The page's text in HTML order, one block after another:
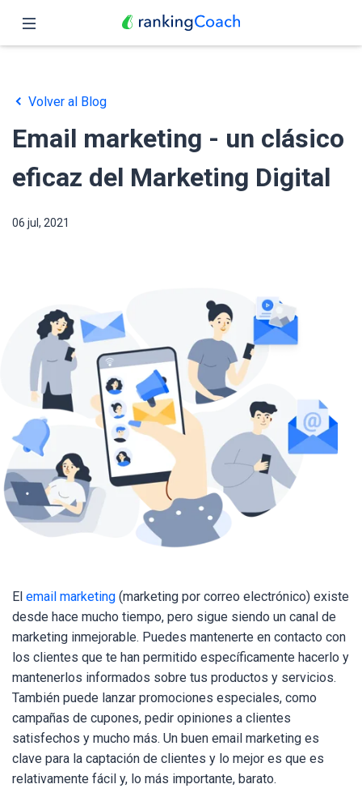
Funciones
Precio
Revendedores
Blog
Volver al Blog
Email marketing - un clásico
eficaz del Marketing Digital
06 jul, 2021
El email marketing (marketing por correo electrónico) existe
desde hace mucho tiempo, pero sigue siendo un canal de
marketing inmejorable. Puedes mantenerte en contacto con
los clientes que te han permitido específicamente hacerlo y
mantenerlos informados sobre tus productos y servicios.
También puede lanzar promociones especiales, como
campañas de cupones, pedir opiniones a clientes
satisfechos y mucho más. Un buen email marketing es
clave para la captación de clientes y lo mejor es que es
relativamente fácil y, lo más importante, barato.